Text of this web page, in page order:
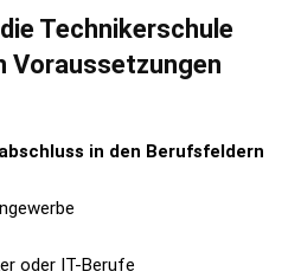
Technikerschule
Voraussetzungen
in den Berufsfeldern
oder IT-Berufe